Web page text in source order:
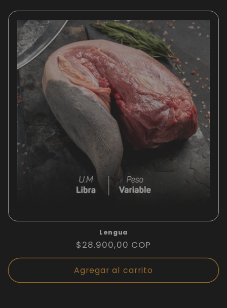
Lengua
Precio
habitual
$28.900,00 COP
Agregar al carrito